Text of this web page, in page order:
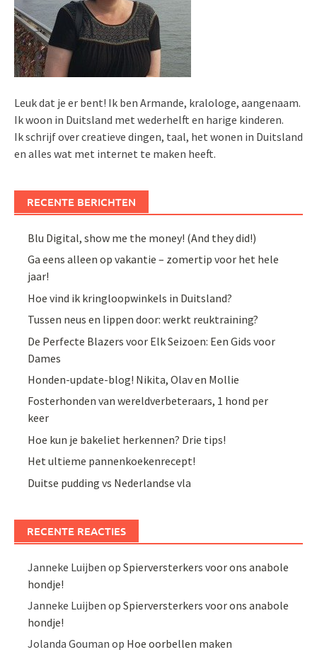
Leuk dat je er bent! Ik ben Armande, kralologe, aangenaam.
Ik woon in Duitsland met wederhelft en harige kinderen.
Ik schrijf over creatieve dingen, taal, het wonen in Duitsland
en alles wat met internet te maken heeft.
RECENTE BERICHTEN
Blu Digital, show me the money! (And they did!)
Ga eens alleen op vakantie – zomertip voor het hele
jaar!
Hoe vind ik kringloopwinkels in Duitsland?
Tussen neus en lippen door: werkt reuktraining?
De Perfecte Blazers voor Elk Seizoen: Een Gids voor
Dames
Honden-update-blog! Nikita, Olav en Mollie
Fosterhonden van wereldverbeteraars, 1 hond per
keer
Hoe kun je bakeliet herkennen? Drie tips!
Het ultieme pannenkoekenrecept!
Duitse pudding vs Nederlandse vla
RECENTE REACTIES
Janneke Luijben opSpierversterkers voor ons anabole
hondje!
Janneke Luijben opSpierversterkers voor ons anabole
hondje!
Jolanda Gouman op Hoe oorbellen maken